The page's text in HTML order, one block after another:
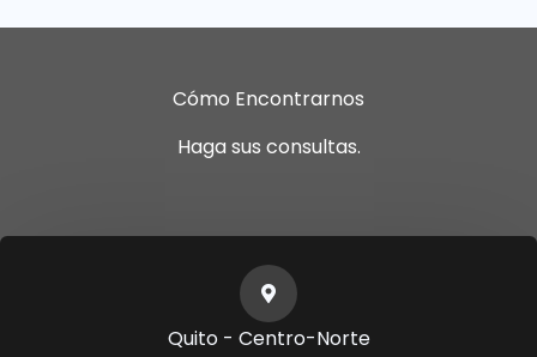
Cómo Encontrarnos
Haga sus consultas.
Quito - Centro-Norte